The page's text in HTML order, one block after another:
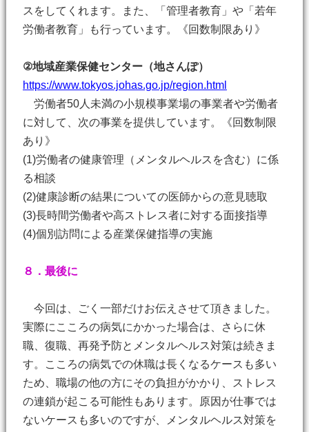
スをしてくれます。また、「管理者教育」や「若年
労働者教育」も行っています。《回数制限あり》
②地域産業保健センター（地さんぽ）
https://www.tokyos.johas.go.jp/region.html
労働者50人未満の小規模事業場の事業者や労働者
に対して、次の事業を提供しています。《回数制限
あり》
(1)労働者の健康管理（メンタルヘルスを含む）に係
る相談
(2)健康診断の結果についての医師からの意見聴取
(3)長時間労働者や高ストレス者に対する面接指導
(4)個別訪問による産業保健指導の実施
８．最後に
今回は、ごく一部だけお伝えさせて頂きました。
実際にこころの病気にかかった場合は、さらに休
職、復職、再発予防とメンタルヘルス対策は続きま
す。こころの病気での休職は長くなるケースも多い
ため、職場の他の方にその負担がかかり、ストレス
の連鎖が起こる可能性もあります。原因が仕事では
ないケースも多いのですが、メンタルヘルス対策を